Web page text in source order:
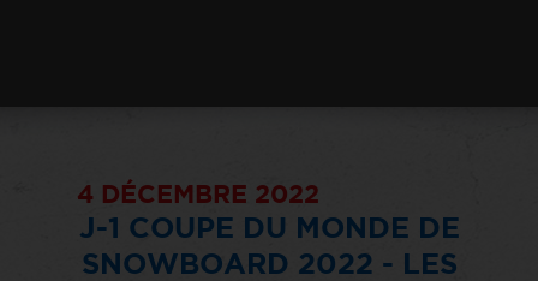
4 DÉCEMBRE 2022
J-1 COUPE DU MONDE DE
SNOWBOARD 2022 - LES